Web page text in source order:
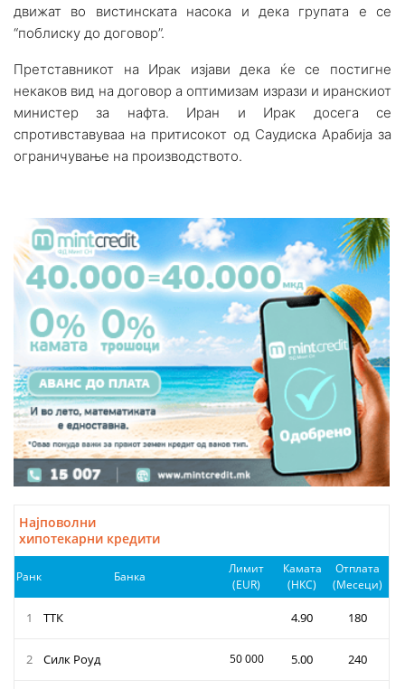
движат во вистинската насока и дека групата е се
“поблиску до договор”.
Претставникот на Ирак изјави дека ќе се постигне
некаков вид на договор а оптимизам изрази и иранскиот
министер за нафта. Иран и Ирак досега се
спротивставуваа на притисокот од Саудиска Арабија за
ограничување на производството.